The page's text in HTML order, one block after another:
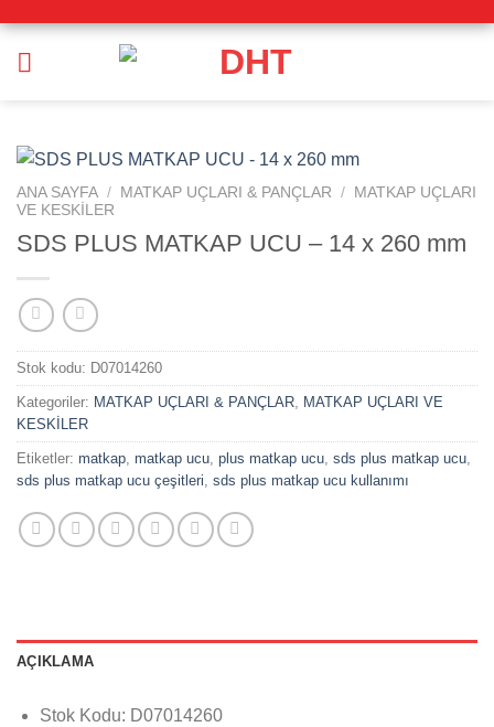
ANA SAYFA / MATKAP UÇLARI & PANÇLAR /
MATKAP UÇLARI
VE KESKİLER
SDS PLUS MATKAP UCU – 14 x 260 mm
Stok kodu: D07014260
Kategoriler: MATKAP UÇLARI & PANÇLAR MATKAP UÇLARI VE
KESKİLER
Etiketler: matkap matkap ucu plus matkap ucu sds plus matkap ucu
sds plus matkap ucu çeşitleri sds plus matkap ucu kullanımı
AÇIKLAMA
Stok Kodu: D07014260